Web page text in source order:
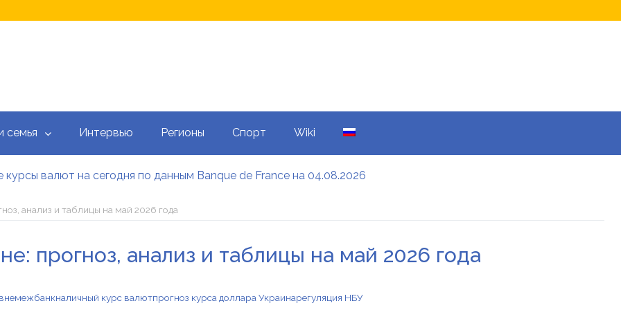
семья Интервью Регионы Спорт Wiki
курсы валют на сегодня по данным Banque de France на 04.08.2026
гривен военным: кто может получить эти выплаты, а кому не начислят
сегодня онлайн: Оперативный обзор НБУ, банков и обменников
анализ и таблицы на май 2026 года
прогноз, анализ и таблицы на май 2026 года
межбанкналичный курс валютпрогноз курса доллара Украинарегуляция НБУ